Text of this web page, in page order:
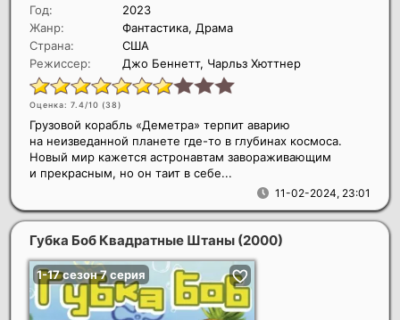
Год:
2023
Жанр:
Фантастика, Драма
Страна:
США
Режиссер:
Джо Беннетт, Чарльз Хюттнер
Оценка: 7.4/10 (38)
11-02-2024, 23:01
Грузовой корабль «Деметра» терпит аварию
на неизведанной планете где-то в глубинах космоса.
Новый мир кажется астронавтам завораживающим
и прекрасным, но он таит в себе...
Губка Боб Квадратные Штаны (2000)